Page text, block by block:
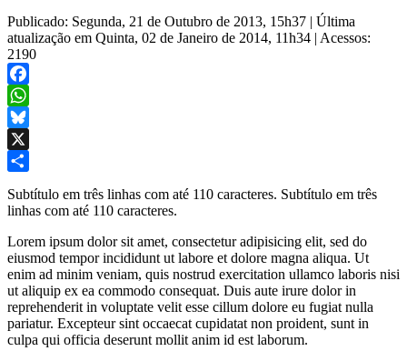
Publicado: Segunda, 21 de Outubro de 2013, 15h37 | Última
atualização em Quinta, 02 de Janeiro de 2014, 11h34 | Acessos:
2190
Facebook
WhatsApp
Bluesky
X
Subtítulo em três linhas com até 110 caracteres. Subtítulo em três
linhas com até 110 caracteres.
Lorem ipsum dolor sit amet, consectetur adipisicing elit, sed do
eiusmod tempor incididunt ut labore et dolore magna aliqua. Ut
enim ad minim veniam, quis nostrud exercitation ullamco laboris nisi
ut aliquip ex ea commodo consequat. Duis aute irure dolor in
reprehenderit in voluptate velit esse cillum dolore eu fugiat nulla
pariatur. Excepteur sint occaecat cupidatat non proident, sunt in
culpa qui officia deserunt mollit anim id est laborum.